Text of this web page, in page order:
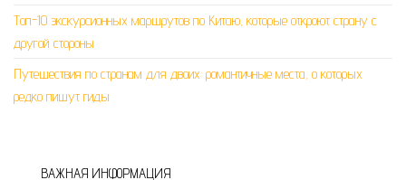
Топ-10 экскурсионных маршрутов по Китаю, которые откроют страну с
другой стороны
Путешествия по странам для двоих: романтичные места, о которых
редко пишут гиды
ВАЖНАЯ ИНФОРМАЦИЯ